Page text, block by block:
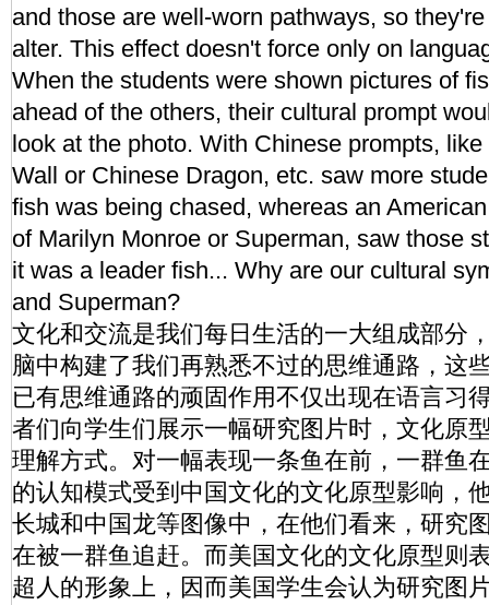
and those are well-worn pathways, so
alter. This effect doesn't force only on
When the students were shown pictures of
ahead of the others, their cultural prompt
look at the photo. With Chinese prompts,
Wall or Chinese Dragon, etc. saw more
fish was being chased, whereas an
of Marilyn Monroe or Superman, saw those
it was a leader fish... Why are our cultural
and Superman?
文化和交流是我们每日生活的一大组成部分
脑中构建了我们再熟悉不过的思维通路，这
已有思维通路的顽固作用不仅出现在语言习
者们向学生们展示一幅研究图片时，文化原
理解方式。对一幅表现一条鱼在前，一群鱼
的认知模式受到中国文化的文化原型影响，
长城和中国龙等图像中，在他们看来，研究
在被一群鱼追赶。而美国文化的文化原型则
超人的形象上，因而美国学生会认为研究图